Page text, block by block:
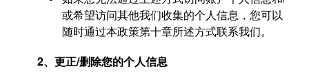
或希望访问其他我们收集的个人信息，您可以
随时通过本政策第十章所述方式联系我们。
2、更正/删除您的个人信息